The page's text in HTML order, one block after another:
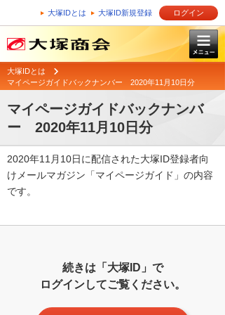
大塚IDとは 大塚ID新規登録 ログイン
大塚IDとは
マイページガイドバックナンバー 2020年11月10日分
マイページガイドバックナンバ
ー 2020年11月10日分
2020年11月10日に配信された大塚ID登録者向
けメールマガジン「マイページガイド」の内容
です。
続きは「大塚ID」で
ログインしてご覧ください。